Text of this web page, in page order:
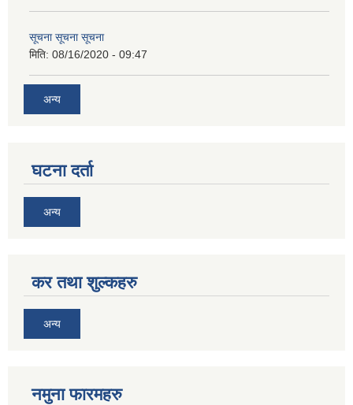
सूचना सूचना सूचना
मिति: 08/16/2020 - 09:47
अन्य
घटना दर्ता
अन्य
कर तथा शुल्कहरु
अन्य
नमुना फारमहरु